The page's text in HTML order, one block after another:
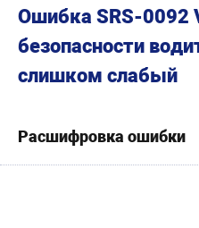
Ошибка SRS-0092
безопасности
слишком слабый
Расшифровка ошибки